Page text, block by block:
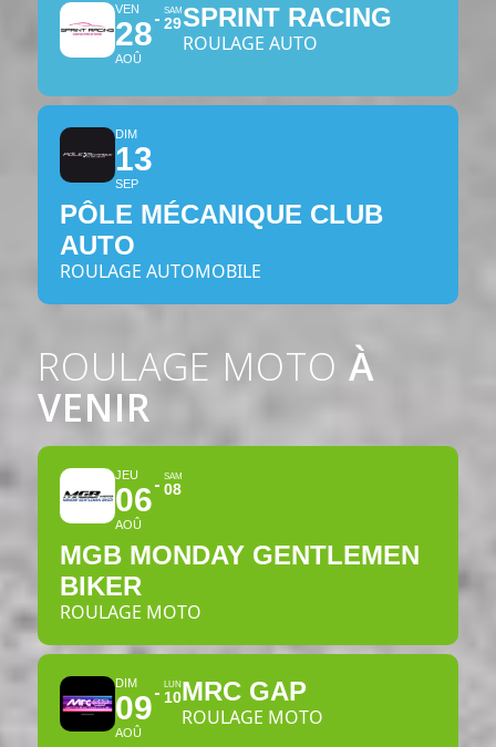
VEN
28
AOÛ
SAM
29SPRINT RACING
ROULAGE AUTO
DIM
13
SEP
PÔLE MÉCANIQUE CLUB
AUTO
ROULAGE AUTOMOBILE
ROULAGE MOTO À
VENIR
JEU
06
AOÛ
SAM
08
MGB MONDAY GENTLEMEN
BIKER
ROULAGE MOTO
DIM
09
AOÛ
LUN
10MRC GAP
ROULAGE MOTO